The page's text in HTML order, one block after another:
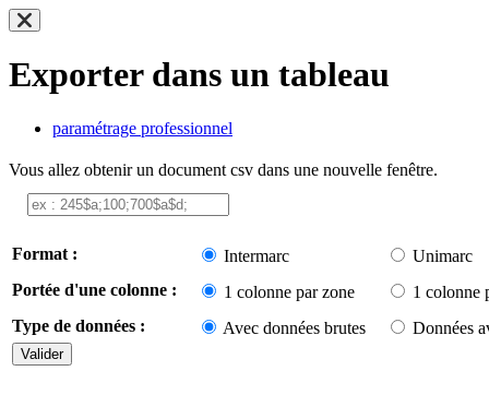
Exporter dans un tableau
paramétrage professionnel
Vous allez obtenir un document csv dans une nouvelle fenêtre.
Format : Intermarc
Unimarc
Portée d'une colonne :
1 colonne par zone
1 colonne
Type de données :
Avec données brutes Données